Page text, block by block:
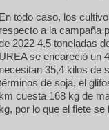
En todo caso, los
respecto a la campaña
2022 4,5 toneladas
UREA se encareció un
necesitan 35,4 kilos de
de soja, el
km cuesta 168 kg de
kg, por lo que el flete